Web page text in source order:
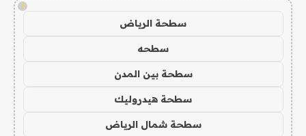
!
سطحة الرياض
سطحه
سطحة بين المدن
سطحة هيدروليك
سطحة شمال الرياض